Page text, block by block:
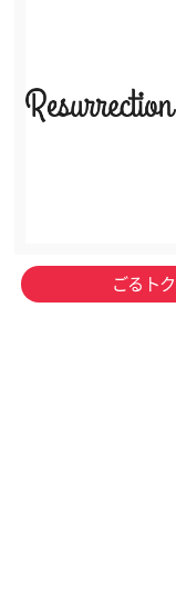
ごるト